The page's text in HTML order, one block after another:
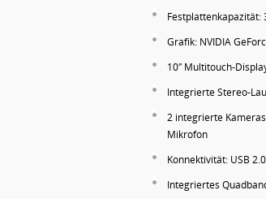
Festplattenkapazität:
Grafik: NVIDIA
10″ Multitouch-
Integrierte Stereo-
2 integrierte
Mikrofon
Konnektivität: USB
Integriertes